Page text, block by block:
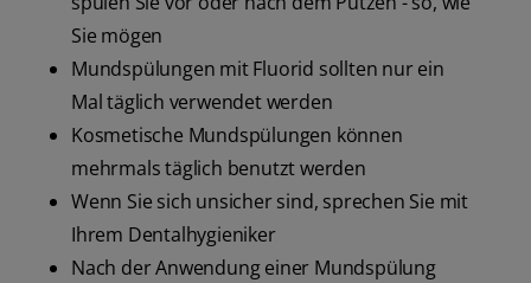
Sie mögen
Mundspülungen mit Fluorid sollten nur ein
Mal täglich verwendet werden
Kosmetische Mundspülungen können
mehrmals täglich benutzt werden
Wenn Sie sich unsicher sind, sprechen Sie mit
Ihrem Dentalhygieniker
Nach der Anwendung einer Mundspülung